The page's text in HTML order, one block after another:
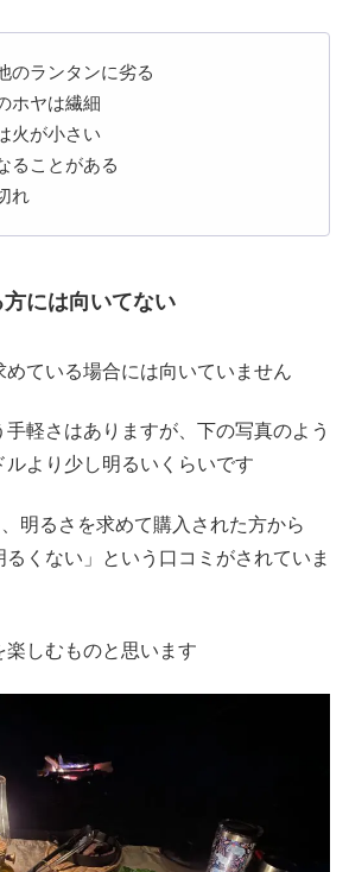
のランタンに劣る
ホヤは繊細
火が小さい
ることがある
れ
には向いてない
めている場合には向いていません
軽さはありますが、下の写真のよう
ルより少し明るいくらいです
明るさを求めて購入された方から
るくない」という口コミがされていま
楽しむものと思います